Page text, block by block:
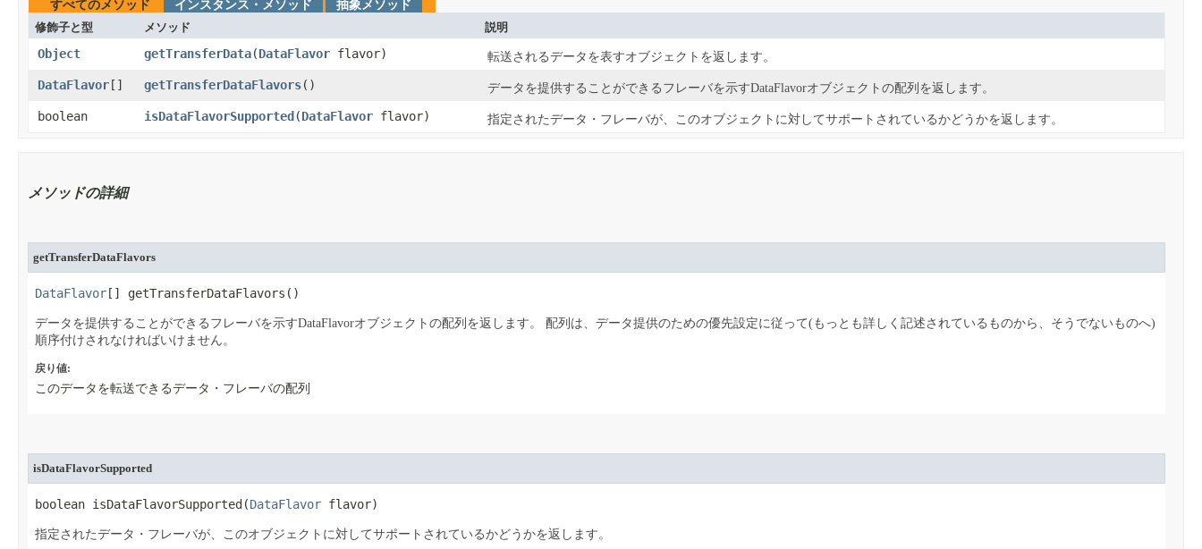
すべてのメソッド インスタンス・メソッド
抽象メソッド
修飾子と型
メソッド 説明
Object getTransferData​(DataFlavor flavor) 転送されるデータを表すオブジェクトを返します。
DataFlavor [] getTransferDataFlavors​() データを提供することができるフレーバを示すDataFlavorオブジェクトの配列を返します。
boolean isDataFlavorSupported ​(DataFlavor flavor) 指定されたデータ・フレーバが、このオブジェクトに対してサポートされているかどうかを返します。
メソッドの詳細
getTransferDataFlavors
DataFlavor [] getTransferDataFlavors​()
データを提供することができるフレーバを示すDataFlavorオブジェクトの配列を返します。
配列は、データ提供のための優先設定に従って(もっとも詳しく記述されているものから、そうでないものへ)
順序付けされなければいけません。
戻り値:
このデータを転送できるデータ・フレーバの配列
isDataFlavorSupported
boolean isDataFlavorSupported​(DataFlavor flavor)
指定されたデータ・フレーバが、このオブジェクトに対してサポートされているかどうかを返します。